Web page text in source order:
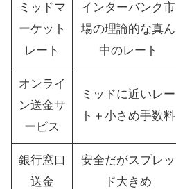
ミッドマ
ーケット
レート
インターバンク市
場の理論的な真ん
中のレート
オンライ
ン送金サ
ービス
ミッドに近いレー
ト＋小さめ手数料
銀行窓口
送金
安全だがスプレッ
ド大きめ